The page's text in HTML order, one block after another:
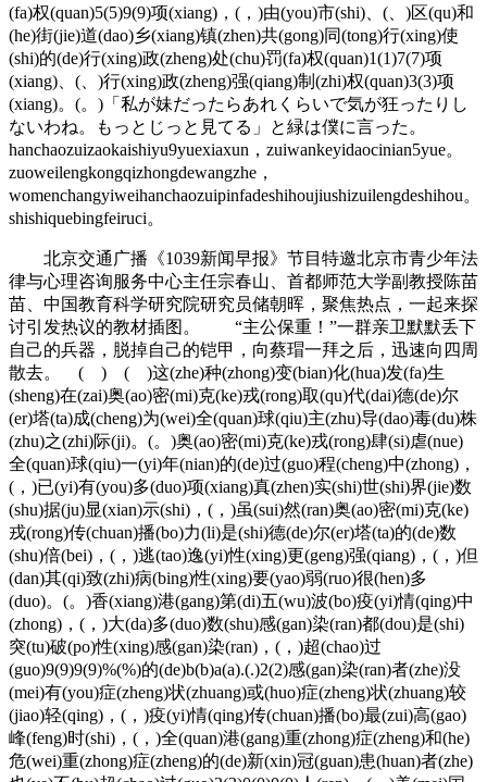
(fa)权(quan)5(5)9(9)项(xiang)，(，)由(you)市(shi)、(、)区(qu)和
(he)街(jie)道(dao)乡(xiang)镇(zhen)共(gong)同(tong)行(xing)使
(shi)的(de)行(xing)政(zheng)处(chu)罚(fa)权(quan)1(1)7(7)项
(xiang)、(、)行(xing)政(zheng)强(qiang)制(zhi)权(quan)3(3)项
(xiang)。(。)「私が妹だったらあれくらいで気が狂ったりし
ないわね。もっとじっと見てる」と緑は僕に言った。
hanchaozuizaokaishiyu9yuexiaxun，zuiwankeyidaocinian5yue。
zuoweilengkongqizhongdewangzhe，
womenchangyiweihanchaozuipinfadeshihoujiushizuilengdeshihou。
shishiquebingfeiruci。
北京交通广播《1039新闻早报》节目特邀北京市青少年法
律与心理咨询服务中心主任宗春山、首都师范大学副教授陈苗
苗、中国教育科学研究院研究员储朝晖，聚焦热点，一起来探
讨引发热议的教材插图。 “主公保重！”一群亲卫默默丢下
自己的兵器，脱掉自己的铠甲，向蔡瑁一拜之后，迅速向四周
散去。 ( ) ( )这(zhe)种(zhong)变(bian)化(hua)发(fa)生
(sheng)在(zai)奥(ao)密(mi)克(ke)戎(rong)取(qu)代(dai)德(de)尔
(er)塔(ta)成(cheng)为(wei)全(quan)球(qiu)主(zhu)导(dao)毒(du)株
(zhu)之(zhi)际(ji)。(。)奥(ao)密(mi)克(ke)戎(rong)肆(si)虐(nue)
全(quan)球(qiu)一(yi)年(nian)的(de)过(guo)程(cheng)中(zhong)，
(，)已(yi)有(you)多(duo)项(xiang)真(zhen)实(shi)世(shi)界(jie)数
(shu)据(ju)显(xian)示(shi)，(，)虽(sui)然(ran)奥(ao)密(mi)克(ke)
戎(rong)传(chuan)播(bo)力(li)是(shi)德(de)尔(er)塔(ta)的(de)数
(shu)倍(bei)，(，)逃(tao)逸(yi)性(xing)更(geng)强(qiang)，(，)但
(dan)其(qi)致(zhi)病(bing)性(xing)要(yao)弱(ruo)很(hen)多
(duo)。(。)香(xiang)港(gang)第(di)五(wu)波(bo)疫(yi)情(qing)中
(zhong)，(，)大(da)多(duo)数(shu)感(gan)染(ran)都(dou)是(shi)
突(tu)破(po)性(xing)感(gan)染(ran)，(，)超(chao)过
(guo)9(9)9(9)%(%)的(de)b(b)a(a).(.)2(2)感(gan)染(ran)者(zhe)没
(mei)有(you)症(zheng)状(zhuang)或(huo)症(zheng)状(zhuang)较
(jiao)轻(qing)，(，)疫(yi)情(qing)传(chuan)播(bo)最(zui)高(gao)
峰(feng)时(shi)，(，)全(quan)港(gang)重(zhong)症(zheng)和(he)
危(wei)重(zhong)症(zheng)的(de)新(xin)冠(guan)患(huan)者(zhe)